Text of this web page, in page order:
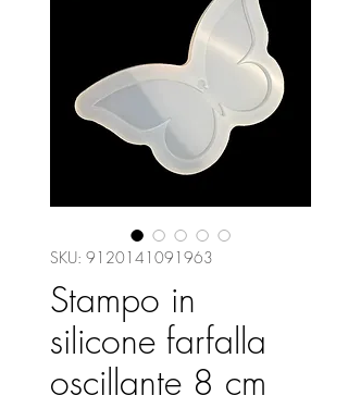
SKU: 9120141091963
Stampo in
silicone farfalla
oscillante 8 cm